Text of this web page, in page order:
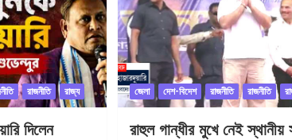
রাজনীতি রাজ্য
দিলেন
জেলা দেশ-বিদেশ রাজনীতি রাজনীতি
রাহুল গান্ধীর মুখে নেই স্থানীয়